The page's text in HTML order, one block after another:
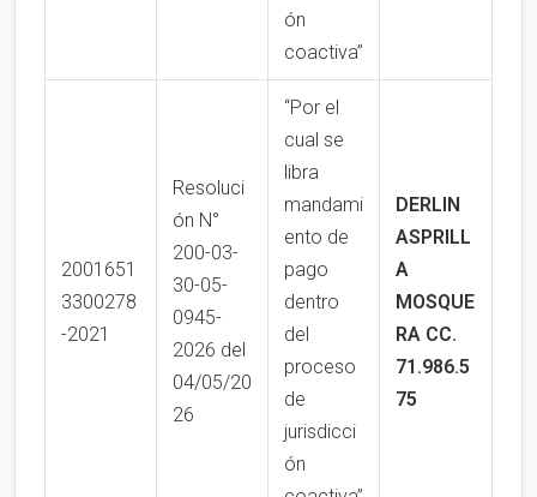
ón
coactiva”
2001651
3300278
-2021
Resoluci
ón N°
200-03-
30-05-
0945-
2026 del
04/05/20
26
“Por el
cual se
libra
mandami
ento de
pago
dentro
del
proceso
de
jurisdicci
ón
DERLIN
ASPRILL
A
MOSQUE
RA CC.
71.986.5
75